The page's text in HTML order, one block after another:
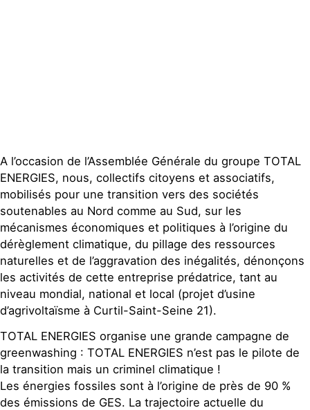
A l’occasion de l’Assemblée Générale du groupe TOTAL
ENERGIES, nous, collectifs citoyens et associatifs,
mobilisés pour une transition vers des sociétés
soutenables au Nord comme au Sud, sur les
mécanismes économiques et politiques à l’origine du
dérèglement climatique, du pillage des ressources
naturelles et de l’aggravation des inégalités, dénonçons
les activités de cette entreprise prédatrice, tant au
niveau mondial, national et local (projet d’usine
d’agrivoltaïsme à Curtil-Saint-Seine 21).
TOTAL ENERGIES organise une grande campagne de
greenwashing : TOTAL ENERGIES n’est pas le pilote de
la transition mais un criminel climatique !
Les énergies fossiles sont à l’origine de près de 90 %
des émissions de GES. La trajectoire actuelle du